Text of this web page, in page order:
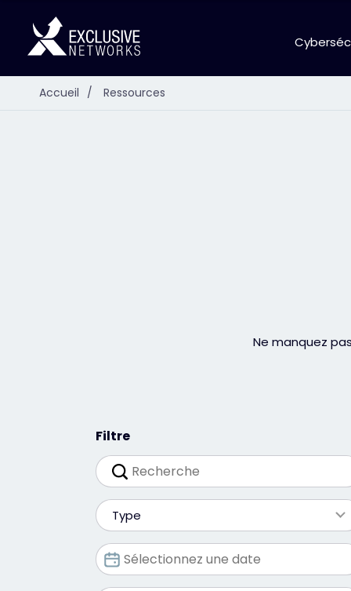
Accueil / Ressources
Ne manquez
Filtre
Type